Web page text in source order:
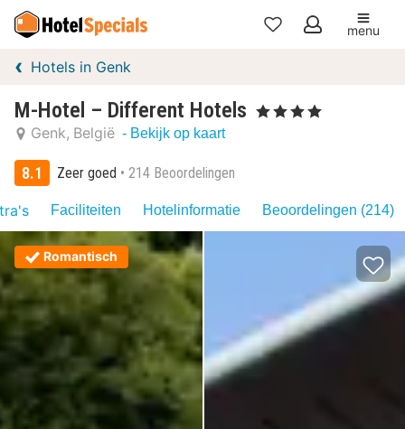
Mijn
menu
Hotels in Genk
M-Hotel – Different Hotels , 4 Sterren
Genk België - Bekijk op kaart
8.1 Zeer goed 214 Beoordelingen
Faciliteiten Hotelinformatie Beoordelingen (214)
Romantisch